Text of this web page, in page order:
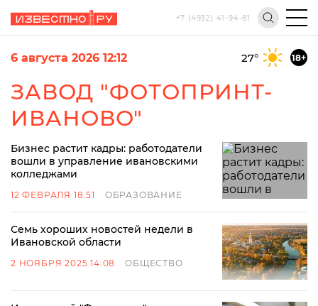
+7 (4932) 41-94-81
6 августа 2026 12:12 27° 18+
ЗАВОД "ФОТОПРИНТ-
ИВАНОВО"
Бизнес растит кадры: работодатели
вошли в управление ивановскими
колледжами
12 ФЕВРАЛЯ 18:51 ОБРАЗОВАНИЕ
Семь хороших новостей недели в
Ивановской области
2 НОЯБРЯ 2025 14:08 ОБЩЕСТВО